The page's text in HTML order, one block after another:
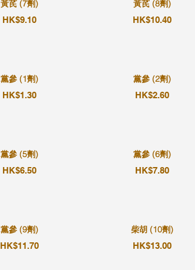
黃芪 (7劑)
HK$9.10
黨參 (1劑)
HK$1.30
黨參 (5劑)
HK$6.50
黨參 (9劑)
HK$11.70
黃芪 (8劑)
HK$10.40
黨參 (2劑)
HK$2.60
黨參 (6劑)
HK$7.80
柴胡 (10劑)
HK$13.00